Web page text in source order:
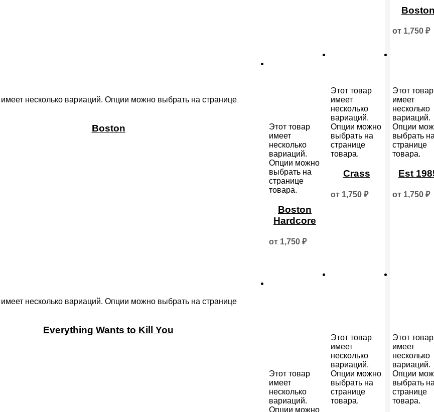
от 1,750 ₽
имеет несколько вариаций. Опции можно выбрать на странице
Boston
Этот товар
имеет
несколько
вариаций.
Опции можно
выбрать на
странице
товара.
Boston
Hardcore
от 1,750 ₽
Этот товар
имеет
несколько
вариаций.
Опции можно
выбрать на
странице
товара.
Crass
от 1,750 ₽
Этот товар
имеет
несколько
вариаций.
Опции
выбрать
странице
товара.
Est
от 1,750 ₽
имеет несколько вариаций. Опции можно выбрать на странице
Everything Wants to Kill You
Этот товар
имеет
несколько
вариаций.
Опции можно
Этот товар
имеет
несколько
вариаций.
Опции можно
выбрать на
странице
товара.
Этот товар
имеет
несколько
вариаций.
Опции
выбрать
странице
товара.